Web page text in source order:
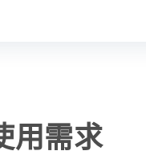
用需求